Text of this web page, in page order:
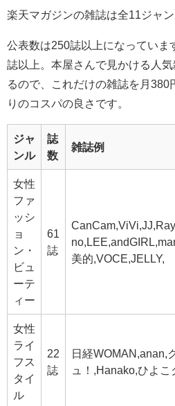
楽天マガジンの雑誌は全11ジャン
公表数は250誌以上になっていま
誌以上。本屋さんで見かける人
るので、これだけの雑誌を月380
りのコスパの良さです。
ジャ
ンル
誌
数
雑誌例
女性
ファ
ッシ
ョ
ン・
ビュ
ーテ
ィー
61
誌
美的,VOCE,JELLY,
女性
ライ
フス
タイ
ル
22
誌
日経WOMAN,anan,
ュ！,Hanako,ひよ